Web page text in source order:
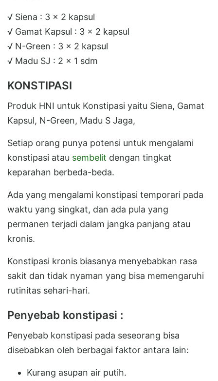
√ Siena : 3 x 2 kapsul
√ Gamat Kapsul : 3 x 2 kapsul
√ N-Green : 3 x 2 kapsul
√ Madu SJ : 2 x 1 sdm
KONSTIPASI
Produk HNI untuk Konstipasi yaitu Siena, Gamat
Kapsul, N-Green, Madu S Jaga,
Setiap orang punya potensi untuk mengalami
konstipasi atau sembelit dengan tingkat
keparahan berbeda-beda.
Ada yang mengalami konstipasi temporari pada
waktu yang singkat, dan ada pula yang
permanen terjadi dalam jangka panjang atau
kronis.
Konstipasi kronis biasanya menyebabkan rasa
sakit dan tidak nyaman yang bisa memengaruhi
rutinitas sehari-hari.
Penyebab konstipasi :
Penyebab konstipasi pada seseorang bisa
disebabkan oleh berbagai faktor antara lain:
Kurang asupan air putih.